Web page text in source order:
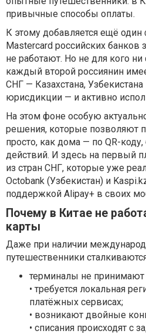
привычные способы оплаты.
К этому добавляется ещё один
Mastercard российских банков
не работают. Но не для кого ни
каждый второй россиянин
СНГ — Казахстана,
юрисдикции — и активно
На этом фоне особую
решения, которые позволяют
просто, как дома — по QR-
действий. И здесь на первый
из стран СНГ, которые уже
Octobank (Узбекистан) и
поддержкой Alipay+ в своих
Почему в Китае не
карты
Даже при наличии
путешественники
терминалы не принимают
• требуется локальная
платёжных сервисах;
• возникают двойные
• списания происходят с